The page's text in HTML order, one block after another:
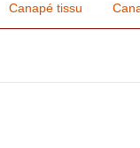
Canapé tissu